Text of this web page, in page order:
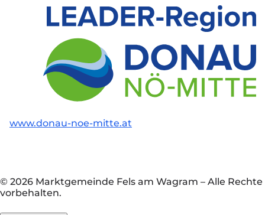
www.donau-noe-mitte.at
© 2026 Marktgemeinde Fels am Wagram – Alle Rechte
vorbehalten.